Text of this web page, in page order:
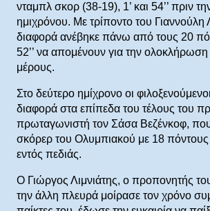
νταμπλ σκορ (38-19), 1’ και 54’’ πριν
ημιχρόνου. Με τρίποντο του Γιαννούλη
διαφορά ανέβηκε πάνω από τους 20
52’’ να απομένουν για την
μέρους.
Στο δεύτερο ημίχρονο οι
διαφορά στα επίπεδα του τέλους του
πρωταγωνιστή τον Σάσα Βεζένκοφ,
σκόρερ του Ολυμπιακού με 18
εντός πεδιάς.
Ο Γιώργος Λιμνιάτης, ο προπονητής
την άλλη πλευρά μοίρασε τον χρόνο